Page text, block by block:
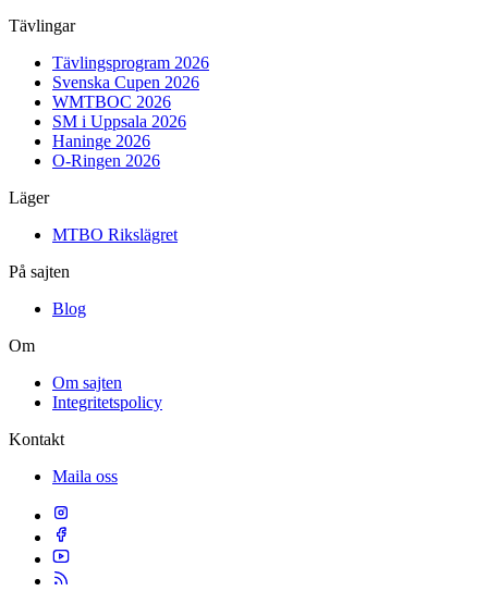
Tävlingar
Tävlingsprogram 2026
Svenska Cupen 2026
WMTBOC 2026
SM i Uppsala 2026
Haninge 2026
O-Ringen 2026
Läger
MTBO Rikslägret
På sajten
Blog
Om
Om sajten
Integritetspolicy
Kontakt
Maila oss